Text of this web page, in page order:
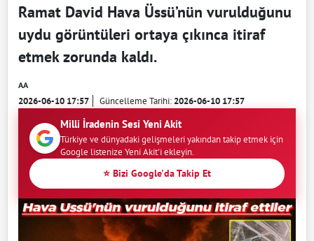
Ramat David Hava Üssü’nün vurulduğunu
uydu görüntüleri ortaya çıkınca itiraf
etmek zorunda kaldı.
AA
2026-06-10 17:57 Güncelleme Tarihi:2026-06-10 17:57
Milli İradenin Sesi Yeni Akit
Türkiye ve dünyadaki gelişmeleri yakından takip etmek için
Google listenize Yeni Akit'i ekleyin.
⭐ Bizi Google'da Takip Et